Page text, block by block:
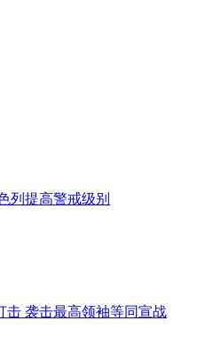
列提高警戒级别
击 袭击最高领袖等同宣战